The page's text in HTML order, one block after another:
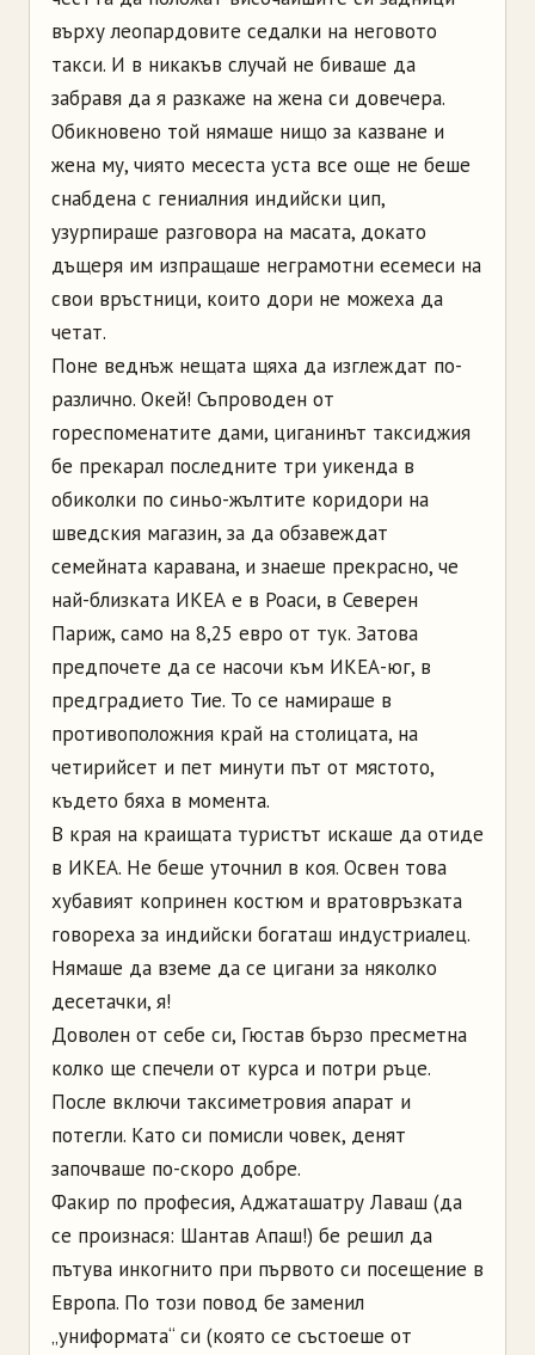
върху леопардовите седалки на неговото
такси. И в никакъв случай не биваше да
забравя да я разкаже на жена си довечера.
Обикновено той нямаше нищо за казване и
жена му, чиято месеста уста все още не беше
снабдена с гениалния индийски цип,
узурпираше разговора на масата, докато
дъщеря им изпращаше неграмотни есемеси на
свои връстници, които дори не можеха да
четат.
Поне веднъж нещата щяха да изглеждат по-
различно. Окей! Съпроводен от
гореспоменатите дами, циганинът таксиджия
бе прекарал последните три уикенда в
обиколки по синьо-жълтите коридори на
шведския магазин, за да обзавеждат
семейната каравана, и знаеше прекрасно, че
най-близката ИКЕА е в Роаси, в Северен
Париж, само на 8,25 евро от тук. Затова
предпочете да се насочи към ИКЕА-юг, в
предградието Тие. То се намираше в
противоположния край на столицата, на
четирийсет и пет минути път от мястото,
където бяха в момента.
В края на краищата туристът искаше да отиде
в ИКЕА. Не беше уточнил в коя. Освен това
хубавият копринен костюм и вратовръзката
говореха за индийски богаташ индустриалец.
Нямаше да вземе да се цигани за няколко
десетачки, я!
Доволен от себе си, Гюстав бързо пресметна
колко ще спечели от курса и потри ръце.
После включи таксиметровия апарат и
потегли. Като си помисли човек, денят
започваше по-скоро добре.
Факир по професия, Аджаташатру Лаваш (да
се произнася: Шантав Апаш!) бе решил да
пътува инкогнито при първото си посещение в
Европа. По този повод бе заменил
„униформата“ си (която се състоеше от